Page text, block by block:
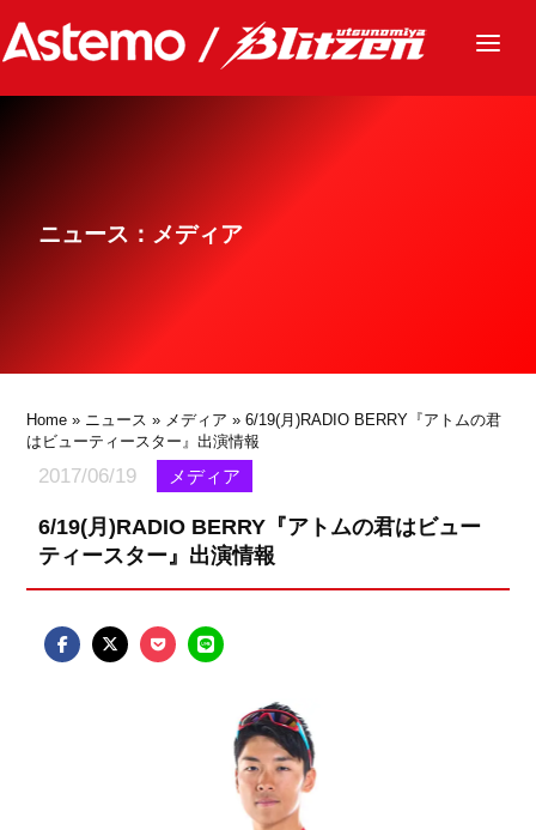
ニュース
グッズ
ニュース：メディア
Home » ニュース » メディア » 6/19(月)RADIO BERRY『アトムの君
はビューティースター』出演情報
2017/06/19 メディア
6/19(月)RADIO BERRY『アトムの君はビュー
ティースター』出演情報